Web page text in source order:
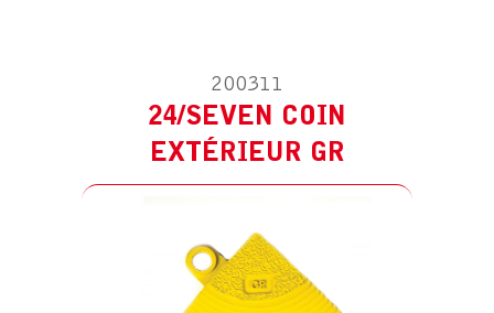
200311
24/SEVEN COIN
EXTÉRIEUR GR
ACCESSOIRE POUR 24/SEVEN
LOCKSAFE AJOURÉ GR